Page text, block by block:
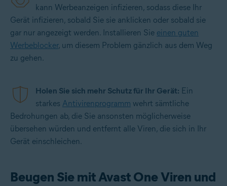
kann Werbeanzeigen infizieren, sodass diese Ihr
Gerät infizieren, sobald Sie sie anklicken oder sobald sie
gar nur angezeigt werden. Installieren Sie einen guten
Werbeblocker, um diesem Problem gänzlich aus dem Weg
zu gehen.
Holen Sie sich mehr Schutz für Ihr Gerät: Ein
starkes Antivirenprogramm wehrt sämtliche
Bedrohungen ab, die Sie ansonsten möglicherweise
übersehen würden und entfernt alle Viren, die sich in Ihr
Gerät einschleichen.
Beugen Sie mit Avast One Viren und